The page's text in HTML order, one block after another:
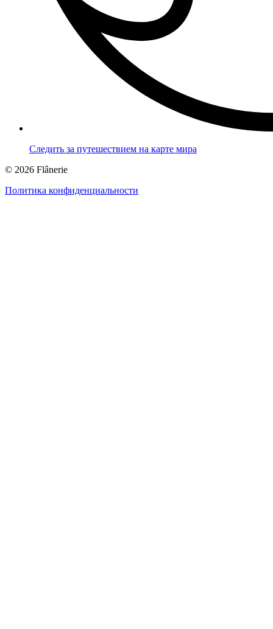
Следить за путешествием на карте мира
© 2026 Flânerie
Политика конфиденциальности